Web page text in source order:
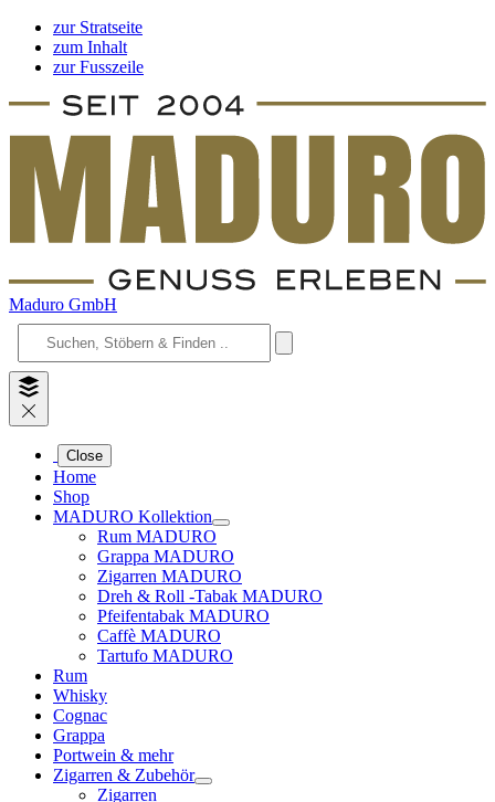
zur Stratseite
zum Inhalt
zur Fusszeile
Maduro GmbH
Close
Home
Shop
MADURO Kollektion
Rum MADURO
Grappa MADURO
Zigarren MADURO
Dreh & Roll -Tabak MADURO
Pfeifentabak MADURO
Caffè MADURO
Tartufo MADURO
Rum
Whisky
Cognac
Grappa
Portwein & mehr
Zigarren & Zubehör
Zigarren